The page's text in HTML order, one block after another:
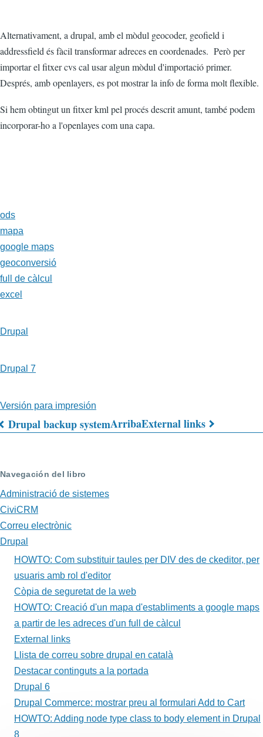
Alternativament, a drupal, amb el mòdul geocoder, geofield i
addressfield és fàcil transformar adreces en coordenades. Però per
importar el fitxer cvs cal usar algun mòdul d'importació primer.
Després, amb openlayers, es pot mostrar la info de forma molt flexible.
Si hem obtingut un fitxer kml pel procés descrit amunt, també podem
incorporar-ho a l'openlayes com una capa.
ods
mapa
google maps
geoconversió
full de càlcul
excel
Drupal
Drupal 7
Versión para impresión
Enlaces
de
Book
para
HOWTO:
Creació
d'un
mapa
d'establiments
google
maps
Drupal backup systemArribaExternal links
Navegación del libro
Administració de sistemes
CiviCRM
Correu electrònic
Drupal
HOWTO: Com substituir taules per DIV des de ckeditor, per
usuaris amb rol d'editor
Còpia de seguretat de la web
HOWTO: Creació d'un mapa d'establiments a google maps
a partir de les adreces d'un full de càlcul
External links
Llista de correu sobre drupal en català
Destacar continguts a la portada
Drupal 6
Drupal Commerce: mostrar preu al formulari Add to Cart
HOWTO: Adding node type class to body element in Drupal
8